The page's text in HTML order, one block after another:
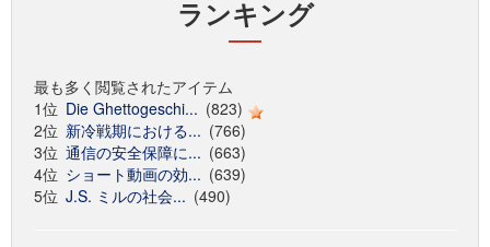
ランキング
最も多く閲覧されたアイテム
1位 Die Ghettogeschi... (823)
2位 新冷戦期における... (766)
3位 通信の安全保障に... (663)
4位 ショート動画の効... (639)
5位 J.S. ミルの社会... (490)